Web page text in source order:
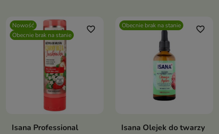
Nowość
Obecnie brak na stanie
favorite_border
Isana Professional
Obecnie brak na stanie favorite_border
Isana Olejek do twarzy